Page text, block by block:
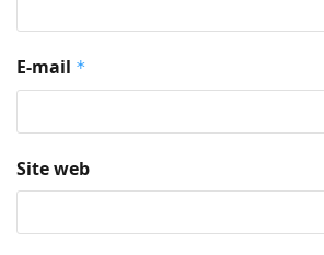
E-mail *
Site web